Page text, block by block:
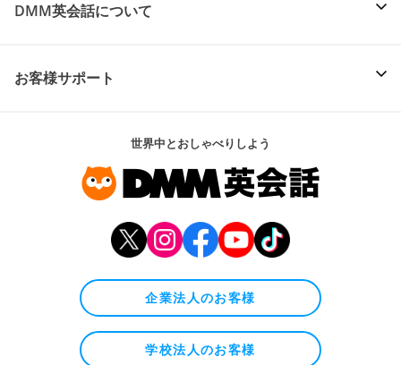
DMM英会話について
お客様サポート
世界中とおしゃべりしよう
企業法人のお客様
学校法人のお客様